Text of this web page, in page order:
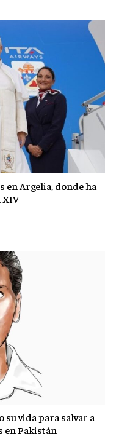
en Argelia, donde ha
XIV
su vida para salvar a
en Pakistán